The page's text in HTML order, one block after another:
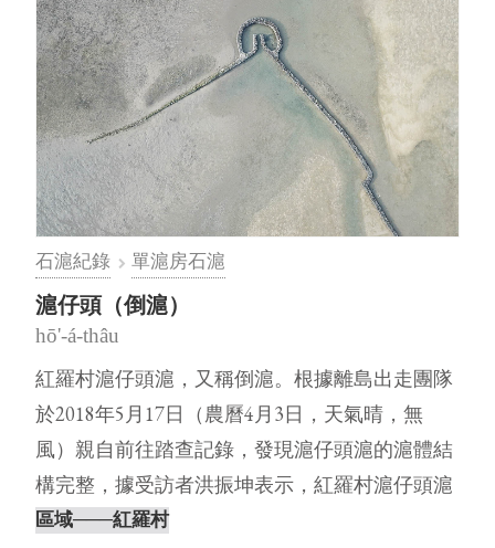
石滬紀錄 單滬房石滬
滬仔頭（倒滬）
hō'-á-thâu
紅羅村滬仔頭滬，又稱倒滬。根據離島出走團隊
於2018年5月17日（農曆4月3日，天氣晴，無
風）親自前往踏查記錄，發現滬仔頭滬的滬體結
構完整，據受訪者洪振坤表示，紅羅村滬仔頭滬
為其家族所持有，滬仔頭滬位⋯
區域───紅羅村